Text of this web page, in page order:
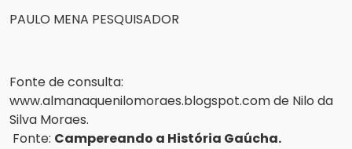
PAULO MENA PESQUISADOR
www.almanaquenilomoraes.blogspot.com de Nilo da
Silva Moraes.
Fonte: Campereando a História Gaúcha.